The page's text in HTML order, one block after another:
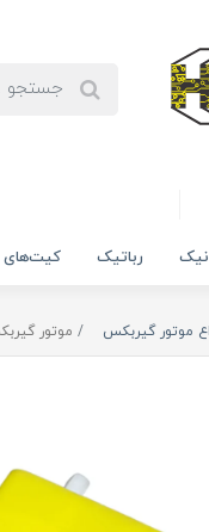
رباتیک کیت‌های
موتور گیربکس موتور